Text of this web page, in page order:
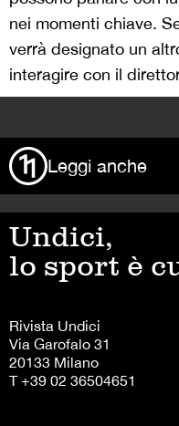
nei momenti chiave.
verrà designato un
interagire con il
Leggi anche
Undici,
lo sport è
Rivista Undici
Via Garofalo 31
20133 Milano
T +39 02 36504651